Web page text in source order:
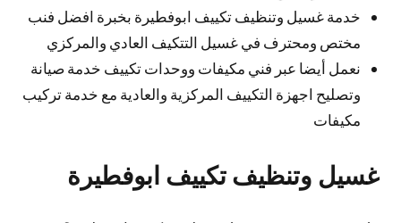
خدمة غسيل وتنظيف تكييف ابوفطيرة بخبرة افضل فنب
مختص ومحترف في غسيل التتكيف العادي والمركزي
نعمل أيضا عبر فني مكيفات ووحدات تكييف خدمة صيانة
وتصليح اجهزة التكييف المركزية والعادية مع خدمة تركيب
مكيفات
غسيل وتنظيف تكييف ابوفطيرة